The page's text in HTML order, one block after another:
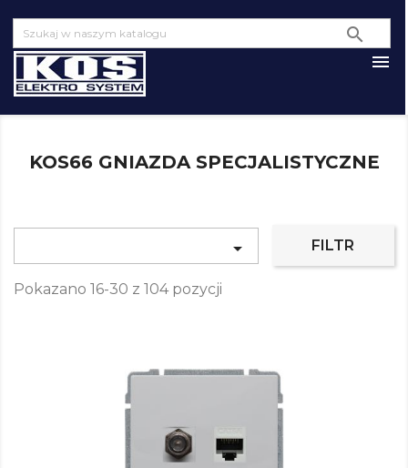


KOS66 GNIAZDA SPECJALISTYCZNE
 FILTR
Pokazano 16-30 z 104 pozycji